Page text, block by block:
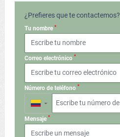
¿Prefieres que te contactemos?
Tu nombre *
Correo electrónico *
Número de teléfono *
▼
Mensaje *